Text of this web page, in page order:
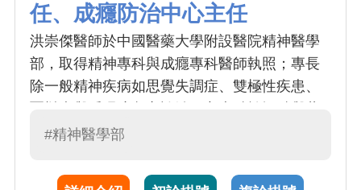
任、成癮防治中心主任
洪崇傑醫師於中國醫藥大學附設醫院精神醫學
部，取得精神專科與成癮專科醫師執照；專長
除一般精神疾病如思覺失調症、雙極性疾患、
物使用疾患之治療，包括從事相關範疇之藥物
物質如檳榔成癮之遺傳分子轉譯機轉及相關治
#精神醫學部